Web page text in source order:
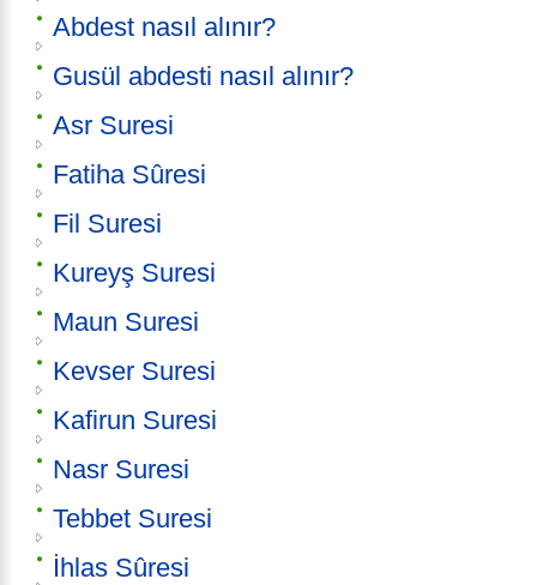
Abdest nasıl alınır?
Gusül abdesti nasıl alınır?
Asr Suresi
Fatiha Sûresi
Fil Suresi
Kureyş Suresi
Maun Suresi
Kevser Suresi
Kafirun Suresi
Nasr Suresi
Tebbet Suresi
İhlas Sûresi